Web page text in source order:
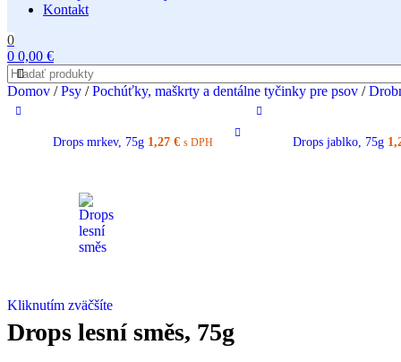
Kontakt
0
0 0,00 €
Domov / Psy / Pochúťky, maškrty a dentálne tyčinky pre psov /
Drops mrkev, 75g 1,27 € s DPH Drops jablko, 75g
Kliknutím zväčšíte
Drops lesní směs, 75g